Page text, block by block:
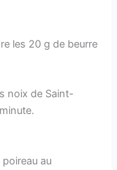
les 20 g de beurre
noix de Saint-
au